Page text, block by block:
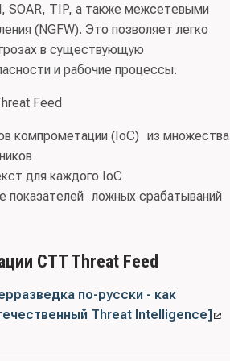
SOAR, TIP, а также межсетевыми
(NGFW). Это позволяет легко
в существующую
и рабочие процессы.
Feed
компрометации (IoC) из множества
для каждого IoC
показателей ложных срабатываний
CTT Threat Feed
по-русски - как
Threat Intelligence]